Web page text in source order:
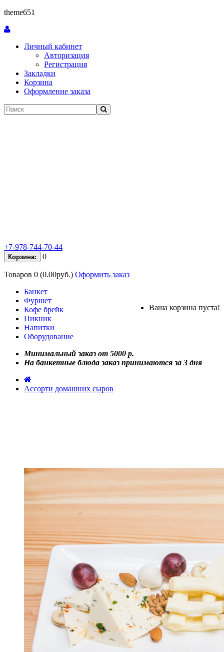
theme651
Личный кабинет
Авторизация
Регистрация
Закладки
Корзина
Оформление заказа
+7-978-744-70-44
Корзина: 0
Товаров 0 (0.00руб.) Оформить заказ
Ваша корзина пуста!
Банкет
Фуршет
Кофе брейк
Пикник
Напитки
Оборудование
Минимальный заказ от 5000 р.
На банкетные блюда заказ принимаются за 3 дня
Ассорти домашних сыров